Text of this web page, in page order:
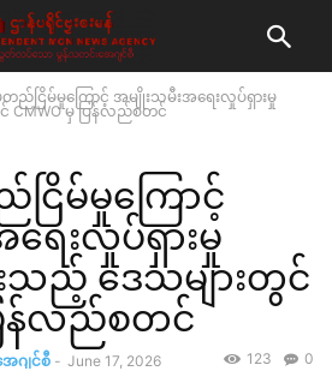
ည်ငြိမ်မှုကြောင့် အမျိုးသမီးအရေးလှုပ်ရှားမှု
CMWO မှ ပြန်လည်စတင်
ြိမ်မှုကြောင့်
ေးလှုပ်ရှားမှု
သည့် ဒေသများတွင်
ြန်လည်စတင်
ဂျင်စီ - June 17, 2026 0
123